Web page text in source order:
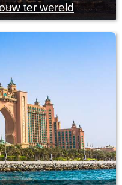
ter wereld